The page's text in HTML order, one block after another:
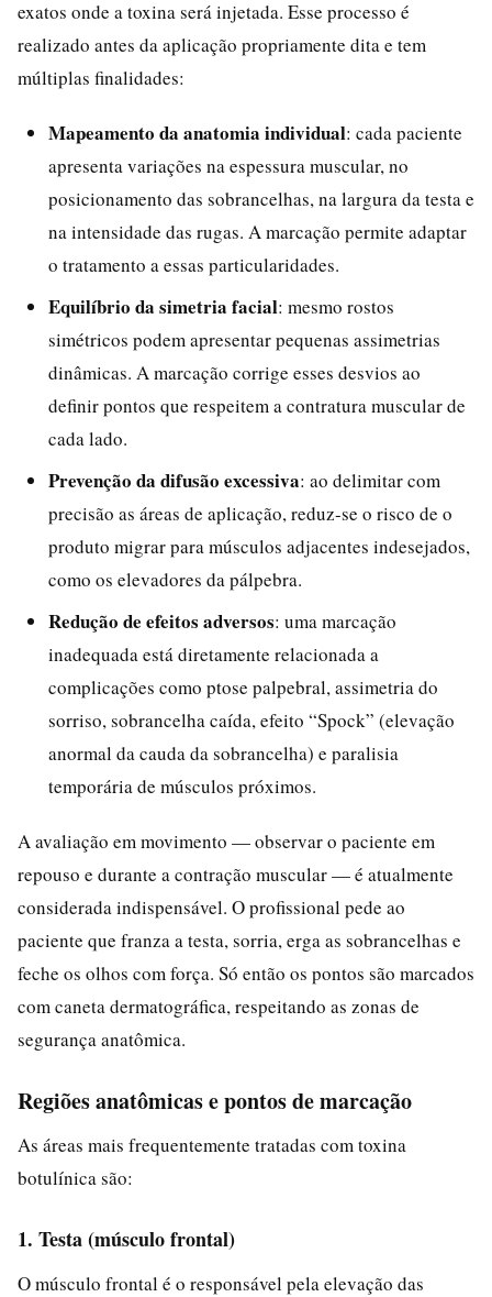
exatos onde a toxina será injetada. Esse processo é
realizado antes da aplicação propriamente dita e tem
múltiplas finalidades:
Mapeamento da anatomia individual: cada paciente
apresenta variações na espessura muscular, no
posicionamento das sobrancelhas, na largura da testa e
na intensidade das rugas. A marcação permite adaptar
o tratamento a essas particularidades.
Equilíbrio da simetria facial: mesmo rostos
simétricos podem apresentar pequenas assimetrias
dinâmicas. A marcação corrige esses desvios ao
definir pontos que respeitem a contratura muscular de
cada lado.
Prevenção da difusão excessiva: ao delimitar com
precisão as áreas de aplicação, reduz-se o risco de o
produto migrar para músculos adjacentes indesejados,
como os elevadores da pálpebra.
Redução de efeitos adversos: uma marcação
inadequada está diretamente relacionada a
complicações como ptose palpebral, assimetria do
sorriso, sobrancelha caída, efeito “Spock” (elevação
anormal da cauda da sobrancelha) e paralisia
temporária de músculos próximos.
A avaliação em movimento — observar o paciente em
repouso e durante a contração muscular — é atualmente
considerada indispensável. O profissional pede ao
paciente que franza a testa, sorria, erga as sobrancelhas e
feche os olhos com força. Só então os pontos são marcados
com caneta dermatográfica, respeitando as zonas de
segurança anatômica.
Regiões anatômicas e pontos de marcação
As áreas mais frequentemente tratadas com toxina
botulínica são:
1. Testa (músculo frontal)
O músculo frontal é o responsável pela elevação das